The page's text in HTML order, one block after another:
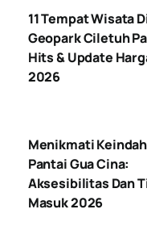
11 Tempat Wisata
Geopark Ciletuh
Hits & Update
2026
Menikmati
Pantai Gua Cina:
Aksesibilitas Dan
Masuk 2026